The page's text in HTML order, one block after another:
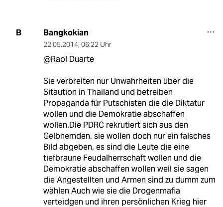
B Bangkokian
22.05.2014, 06:22 Uhr
@Raol Duarte
Sie verbreiten nur Unwahrheiten über die
Sitaution in Thailand und betreiben
Propaganda für Putschisten die die Diktatur
wollen und die Demokratie abschaffen
wollen.Die PDRC rekrutiert sich aus den
Gelbhemden, sie wollen doch nur ein falsches
Bild abgeben, es sind die Leute die eine
tiefbraune Feudalherrschaft wollen und die
Demokratie abschaffen wollen weil sie sagen
die Angestellten und Armen sind zu dumm zum
wählen Auch wie sie die Drogenmafia
verteidgen und ihren persönlichen Krieg hier